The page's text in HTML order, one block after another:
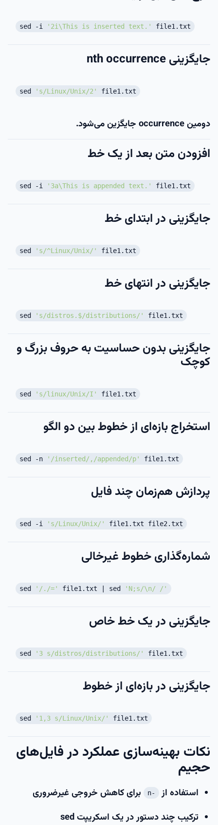
sed -i '2i\This is inserted text.' file1.txt
جایگزینی nth occurrence
sed 's/Linux/Unix/2' file1.txt
دومین occurrence جایگزین می‌شود.
افزودن متن بعد از یک خط
sed -i '3a\This is appended text.' file1.txt
جایگزینی در ابتدای خط
sed 's/^Linux/Unix/' file1.txt
جایگزینی در انتهای خط
sed 's/distros.$/distributions/' file1.txt
جایگزینی بدون حساسیت به حروف بزرگ و
کوچک
sed 's/linux/Unix/I' file1.txt
استخراج بازه‌ای از خطوط بین دو الگو
sed -n '/inserted/,/appended/p' file1.txt
پردازش هم‌زمان چند فایل
sed -i 's/Linux/Unix/' file1.txt file2.txt
شماره‌گذاری خطوط غیرخالی
sed '/./=' file1.txt | sed 'N;s/\n/ /'
جایگزینی در یک خط خاص
sed '3 s/distros/distributions/' file1.txt
جایگزینی در بازه‌ای از خطوط
sed '1,3 s/Linux/Unix/' file1.txt
نکات بهینه‌سازی عملکرد در فایل‌های
حجیم
استفاده از -n
برای کاهش خروجی غیرضروری
ترکیب چند دستور در یک اسکریپت sed